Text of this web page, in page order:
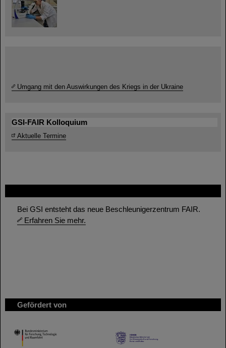
Bei GSI entsteht das neue Beschleunigerzentrum FAIR.
Erfahren Sie mehr.
Gefördert von
HMWK
Umgang mit den Auswirkungen des Kriegs in der Ukraine
GSI-FAIR Kolloquium
Aktuelle Termine